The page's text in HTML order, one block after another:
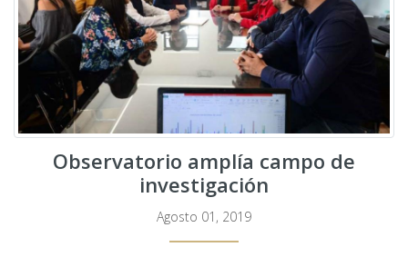
Observatorio amplía campo de
investigación
Agosto 01, 2019